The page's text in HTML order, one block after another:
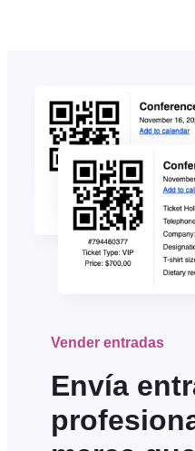
Vender entradas
Envía